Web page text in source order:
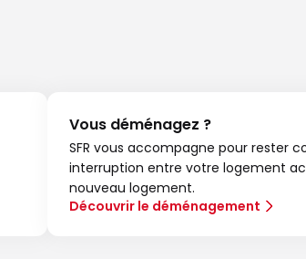
Vous déménagez ?
SFR vous accompagne pour rester
interruption entre votre logement
nouveau logement.
Découvrir le déménagement